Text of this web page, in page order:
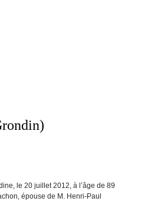
le 20 juillet 2012, à l’âge de 89
épouse de M. Henri-Paul